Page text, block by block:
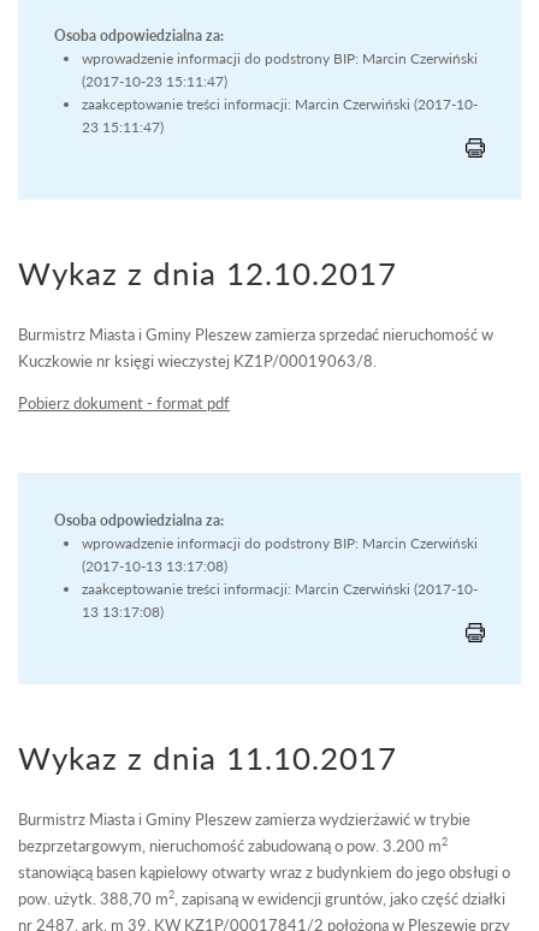
Osoba odpowiedzialna za:
wprowadzenie informacji do podstrony BIP: Marcin Czerwiński
(2017-10-23 15:11:47)
zaakceptowanie treści informacji: Marcin Czerwiński (2017-10-
23 15:11:47)
Wykaz z dnia 12.10.2017
Burmistrz Miasta i Gminy Pleszew zamierza sprzedać nieruchomość w
Kuczkowie nr księgi wieczystej KZ1P/00019063/8.
Pobierz dokument - format pdf
Osoba odpowiedzialna za:
wprowadzenie informacji do podstrony BIP: Marcin Czerwiński
(2017-10-13 13:17:08)
zaakceptowanie treści informacji: Marcin Czerwiński (2017-10-
13 13:17:08)
Wykaz z dnia 11.10.2017
Burmistrz Miasta i Gminy Pleszew zamierza wydzierżawić w trybie
bezprzetargowym, nieruchomość zabudowaną o pow. 3.200 m2
stanowiącą basen kąpielowy otwarty wraz z budynkiem do jego obsługi o
pow. użytk. 388,70 m2, zapisaną w ewidencji gruntów, jako część działki
nr 2487, ark. m 39, KW KZ1P/00017841/2 położoną w Pleszewie przy